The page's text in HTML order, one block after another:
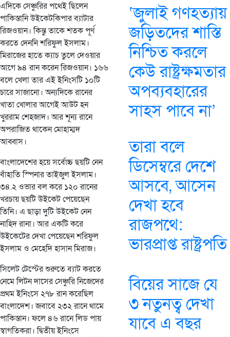
এদিকে সেঞ্চুরির পথেই ছিলেন
পাকিস্তানি উইকেটকিপার ব্যাটার
রিজওয়ান। কিন্তু তাকে শতক পূর্ণ
করতে দেননি শরিফুল ইসলাম।
মিরাজের হাতে ক্যাচ তুলে দেওয়ার
আগে ৯৪ রান করেন রিজওয়ান। ১৬৬
বলে খেলা তার এই ইনিংসটি ১০টি
চারে সাজানো। অন্যদিকে রানের
খাতা খোলার আগেই আউট হন
খুররাম শেহজাদ। আর শূন্য রানে
অপরাজিত থাকেন মোহাম্মদ
আব্বাস।
বাংলাদেশের হয়ে সর্বোচ্চ ছয়টি নেন
বাঁহাতি স্পিনার তাইজুল ইসলাম।
৩৪.২ ওভার বল করে ১২০ রানের
খরচায় ছয়টি উইকেট পেয়েছেন
তিনি। এ ছাড়া দুটি উইকেট নেন
নাহিদ রানা। আর একটি করে
উইকেটের দেখা পেয়েছেন শরিফুল
ইসলাম ও মেহেদি হাসান মিরাজ।
সিলেট টেস্টের শুরুতে ব্যাট করতে
নেমে লিটন দাসের সেঞ্চুরি নিজেদের
প্রথম ইনিংসে ২৭৮ রান করেছিল
বাংলাদেশ। জবাবে ২৩২ রানে থামে
পাকিস্তান। ফলে ৪৬ রানে লিড পায়
স্বাগতিকরা। দ্বিতীয় ইনিংসে
‘জুলাই গণহত্যায়
জড়িতদের শাস্তি
নিশ্চিত করলে
কেউ রাষ্ট্রক্ষমতার
অপব্যবহারের
সাহস পাবে না’
তারা বলে
ডিসেম্বরে দেশে
আসবে, আসেন
দেখা হবে
রাজপথে:
ভারপ্রাপ্ত রাষ্ট্রপতি
বিয়ের সাজে যে
৩ নতুনত্ব দেখা
যাবে এ বছর